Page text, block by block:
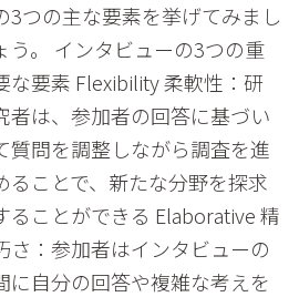
3つの主な要素を挙げてみまし
う。 インタビューの3つの重
な要素 Flexibility 柔軟性：研
者は、参加者の回答に基づい
質問を調整しながら調査を進
ることで、新たな分野を探求
ることができる Elaborative 精
さ：参加者はインタビューの
に自分の回答や複雑な考えを